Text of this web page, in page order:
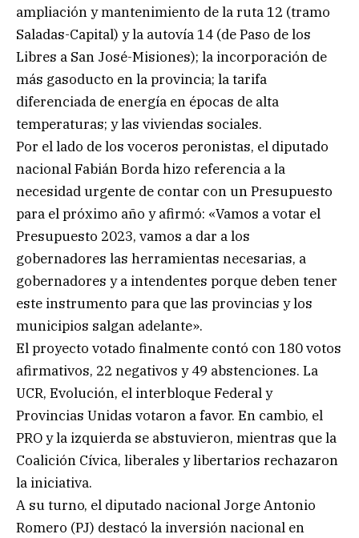
ampliación y mantenimiento de la ruta 12 (tramo
Saladas-Capital) y la autovía 14 (de Paso de los
Libres a San José-Misiones); la incorporación de
más gasoducto en la provincia; la tarifa
diferenciada de energía en épocas de alta
temperaturas; y las viviendas sociales.
Por el lado de los voceros peronistas, el diputado
nacional Fabián Borda hizo referencia a la
necesidad urgente de contar con un Presupuesto
para el próximo año y afirmó: «Vamos a votar el
Presupuesto 2023, vamos a dar a los
gobernadores las herramientas necesarias, a
gobernadores y a intendentes porque deben tener
este instrumento para que las provincias y los
municipios salgan adelante».
El proyecto votado finalmente contó con 180 votos
afirmativos, 22 negativos y 49 abstenciones. La
UCR, Evolución, el interbloque Federal y
Provincias Unidas votaron a favor. En cambio, el
PRO y la izquierda se abstuvieron, mientras que la
Coalición Cívica, liberales y libertarios rechazaron
la iniciativa.
A su turno, el diputado nacional Jorge Antonio
Romero (PJ) destacó la inversión nacional en